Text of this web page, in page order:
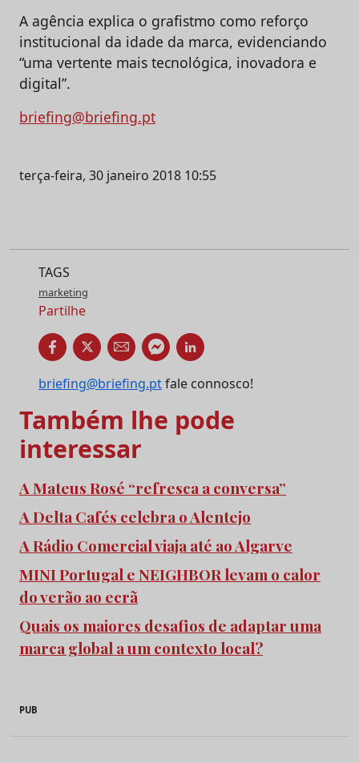
A agência explica o grafistmo como reforço
institucional da idade da marca, evidenciando
“uma vertente mais tecnológica, inovadora e
digital”.
briefing@briefing.pt
terça-feira, 30 janeiro 2018 10:55
TAGS
marketing
Partilhe
briefing@briefing.ptfale connosco!
Também lhe pode
interessar
A Mateus Rosé “refresca a conversa”
A Delta Cafés celebra o Alentejo
A Rádio Comercial viaja até ao Algarve
MINI Portugal e NEIGHBOR levam o calor
do verão ao ecrã
Quais os maiores desafios de adaptar uma
marca global a um contexto local?
PUB